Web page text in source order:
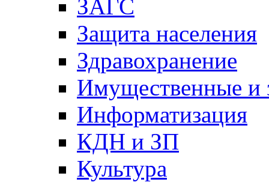
ЗАГС
Защита населения
Здравохранение
Имущественные и
Информатизация
КДН и ЗП
Культура